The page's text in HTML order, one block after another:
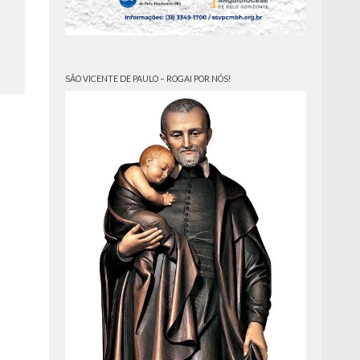
SÃO VICENTE DE PAULO – ROGAI POR NÓS!